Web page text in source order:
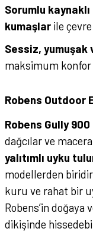
Sorumlu
kumaşlarile
Sessiz,
maksimum konfor
Robens Outdoor
Robens Gully
dağcılar ve
yalıtımlı uyku
modellerden
kuru ve rahat bir
Robens’in doğaya
dikişinde